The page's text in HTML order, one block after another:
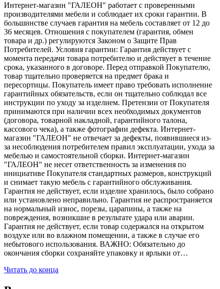
Интернет-магазин "ГАЛЕОН" работает с проверенными
производителями мебели и соблюдает их сроки гарантии. В
большинстве случаев гарантия на мебель составляет от 12 до
36 месяцев. Отношения с покупателем (гарантия, обмен
товара и др.) регулируются Законом о Защите Прав
Потребителей. Условия гарантии: Гарантия действует с
момента передачи товара потребителю и действует в течение
срока, указанного в договоре. Перед отправкой Покупателю,
товар тщательно проверяется на предмет брака и
пересортицы. Покупатель имеет право требовать исполнение
гарантийных обязательств, если он тщательно соблюдал все
инструкции по уходу за изделием. Претензии от Покупателя
принимаются при наличии всех необходимых документов
(договора, товарной накладной, гарантийного талона,
кассового чека), а также фотографии дефекта. Интернет-
магазин "ГАЛЕОН" не отвечает за дефекты, появившиеся из-
за несоблюдения потребителем правил эксплуатации, ухода за
мебелью и самостоятельной сборки. Интернет-магазин
"ГАЛЕОН" не несет ответственность за изменения по
инициативе Покупателя стандартных размеров, конструкций
и снимает такую мебель с гарантийного обслуживания.
Гарантия не действует, если изделие хранилось, было собрано
или установлено неправильно. Гарантия не распространяется
на нормальный износ, порезы, царапины, а также на
повреждения, возникшие в результате удара или аварии.
Гарантия не действует, если товар содержался на открытом
воздухе или во влажном помещении, а также в случае его
небытового использования. ВАЖНО: Обязательно до
окончания сборки сохраняйте упаковку и ярлыки от…
Читать до конца